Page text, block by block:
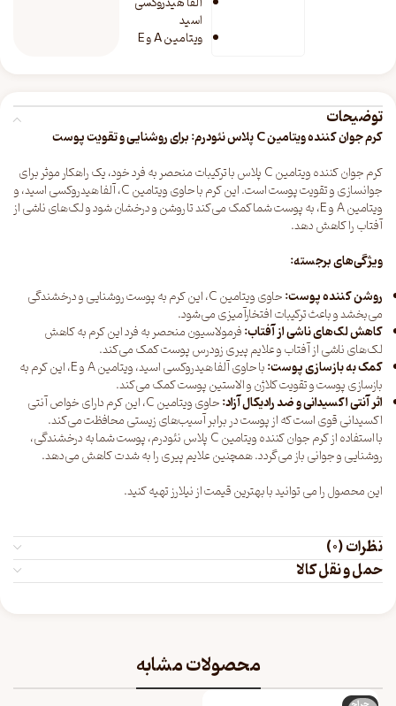
اسید
ویتامین A و E
توضیحات
کرم جوان کننده ویتامین C پلاس نئودرم: برای روشنایی و تقویت پوست
کرم جوان کننده ویتامین C پلاس با ترکیبات منحصر به فرد خود، یک راهکار موثر برای
جوانسازی و تقویت پوست است. این کرم با حاوی ویتامین C، آلفا هیدروکسی اسید، و
ویتامین A و E، به پوست شما کمک می‌کند تا روشن و درخشان شود و لک‌های ناشی از
آفتاب را کاهش دهد.
ویژگی‌های برجسته:
روشن کننده پوست:
حاوی ویتامین C، این کرم به پوست روشنایی و درخشندگی
می‌بخشد و باعث ترکیبات افتخارآمیزی می‌شود.
کاهش لک‌های ناشی از آفتاب:فرمولاسیون منحصر به فرد این کرم به کاهش
لک‌های ناشی از آفتاب و علایم پیری زودرس پوست کمک می‌کند.
کمک به بازسازی پوست: با حاوی آلفا هیدروکسی اسید، ویتامین A و E، این کرم به
بازسازی پوست و تقویت کلاژن و الاستین پوست کمک می‌کند.
اثر آنتی اکسیدانی و ضد رادیکال آزاد: حاوی ویتامین C، این کرم دارای خواص آنتی
اکسیدانی قوی است که از پوست در برابر آسیب‌های زیستی محافظت می‌کند.
با استفاده از کرم جوان کننده ویتامین C پلاس نئودرم، پوست شما به درخشندگی،
روشنایی و جوانی باز می‌گردد. همچنین علایم پیری را به شدت کاهش می‌دهد.
این محصول را می توانید با بهترین قیمت ازنیلارزتهیه کنید.
نظرات (0)
حمل و نقل کالا
محصولات مشابه